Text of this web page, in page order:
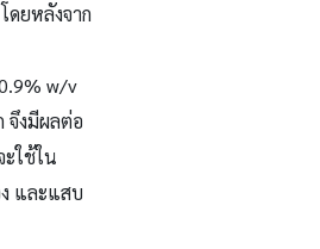
ดยหลังจาก
w/v
จึงมีผลต่อ
ใช้ใน
และแสบ